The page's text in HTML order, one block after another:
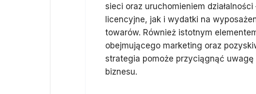
sieci oraz uruchomieniem
licencyjne, jak i wydatki na
towarów. Również istotnym
obejmującego marketing oraz
strategia pomoże przyciągnąć
biznesu.